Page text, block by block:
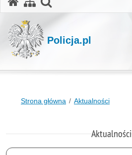
Policja.pl
Strona główna Aktualności
Aktualności